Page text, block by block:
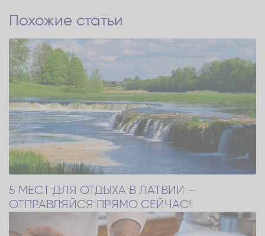
Похожие статьи
5 МЕСТ ДЛЯ ОТДЫХА В ЛАТВИИ –
ОТПРАВЛЯЙСЯ ПРЯМО СЕЙЧАС!